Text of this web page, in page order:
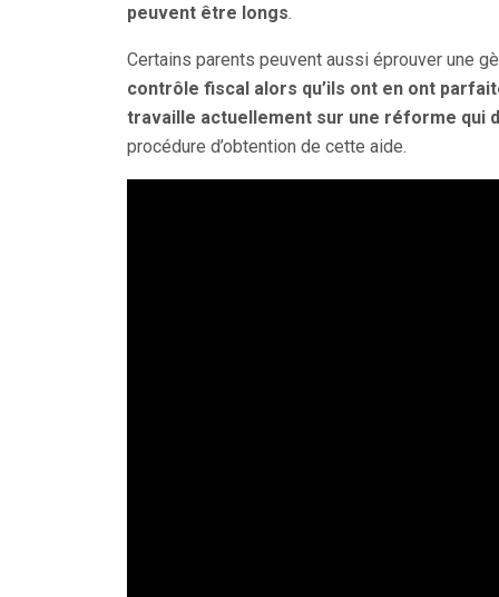
peuvent être longs.
Certains parents peuvent aussi éprouver une
contrôle fiscal alors qu’ils ont en ont
travaille actuellement sur une réforme qui
procédure d’obtention de cette aide.